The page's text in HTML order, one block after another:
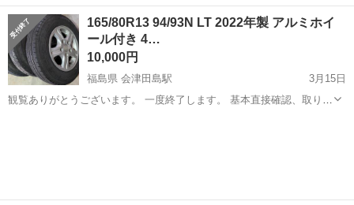
愛知 北名古屋市 タイヤ、ホイール
タウンエースバン
165/80R13 94/93N LT 2022年製 アルミホイ
ール付き 4…
10,000円
福島県 会津田島駅
3月15日
観覧ありがとうございます。 一度終了します。 基本直接確認、取りに